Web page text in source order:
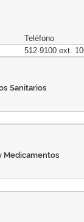
Teléfono
512-9100 ext.
Sanitarios
Medicamentos